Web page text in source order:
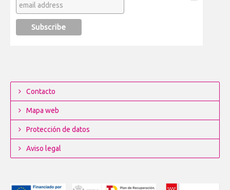
Contacto
Mapa web
Protección de datos
Aviso legal